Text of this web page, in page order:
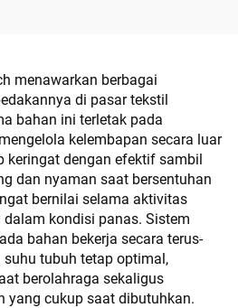
menawarkan berbagai
di pasar tekstil
bahan ini terletak pada
kelembapan secara luar
keringat dengan efektif sambil
dan nyaman saat bersentuhan
bernilai selama aktivitas
kondisi panas. Sistem
bahan bekerja secara terus-
tubuh tetap optimal,
berolahraga sekaligus
yang cukup saat dibutuhkan.